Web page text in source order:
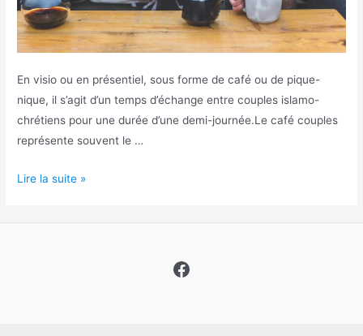
En visio ou en présentiel, sous forme de café ou de pique-
nique, il s’agit d’un temps d’échange entre couples islamo-
chrétiens pour une durée d’une demi-journée.Le café couples
représente souvent le …
Cafés
Lire la suite »
Facebook